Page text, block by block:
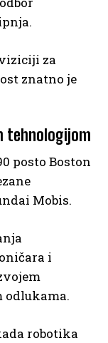
za
znatno je
tehnologijom
posto Boston
Mobis.
i
odlukama.
robotika